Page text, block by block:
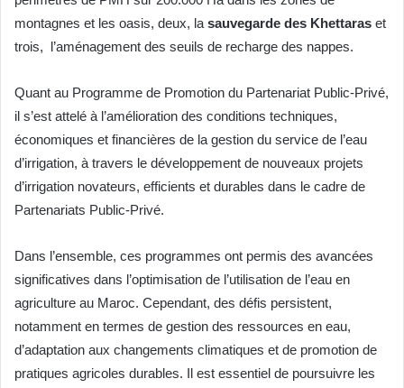
montagnes et les oasis, deux, la sauvegarde des Khettaras et
trois, l’aménagement des seuils de recharge des nappes.
Quant au Programme de Promotion du Partenariat Public-Privé,
il s’est attelé à l’amélioration des conditions techniques,
économiques et financières de la gestion du service de l’eau
d’irrigation, à travers le développement de nouveaux projets
d’irrigation novateurs, efficients et durables dans le cadre de
Partenariats Public-Privé.
Dans l’ensemble, ces programmes ont permis des avancées
significatives dans l’optimisation de l’utilisation de l’eau en
agriculture au Maroc. Cependant, des défis persistent,
notamment en termes de gestion des ressources en eau,
d’adaptation aux changements climatiques et de promotion de
pratiques agricoles durables. Il est essentiel de poursuivre les